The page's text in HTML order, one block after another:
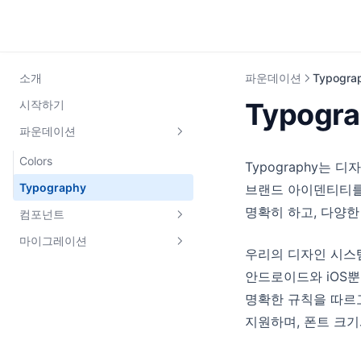
소개
시작하기
파운데이션
Colors
Typography
컴포넌트
Amount Top
마이그레이션
파운데이션
Typography는 디
브랜드 아이덴티티
명확히 하고, 다양
우리의 디자인 시
안드로이드와 iOS
명확한 규칙을 따
지원하며, 폰트 크